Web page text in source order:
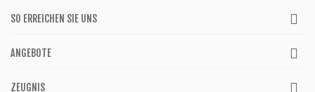
SO ERREICHEN SIE UNS
ANGEBOTE
ZEUGNIS